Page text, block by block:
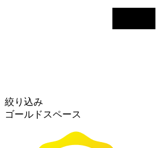
絞り込み
ゴールドスペース